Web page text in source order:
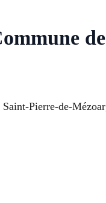
Pierre-de-